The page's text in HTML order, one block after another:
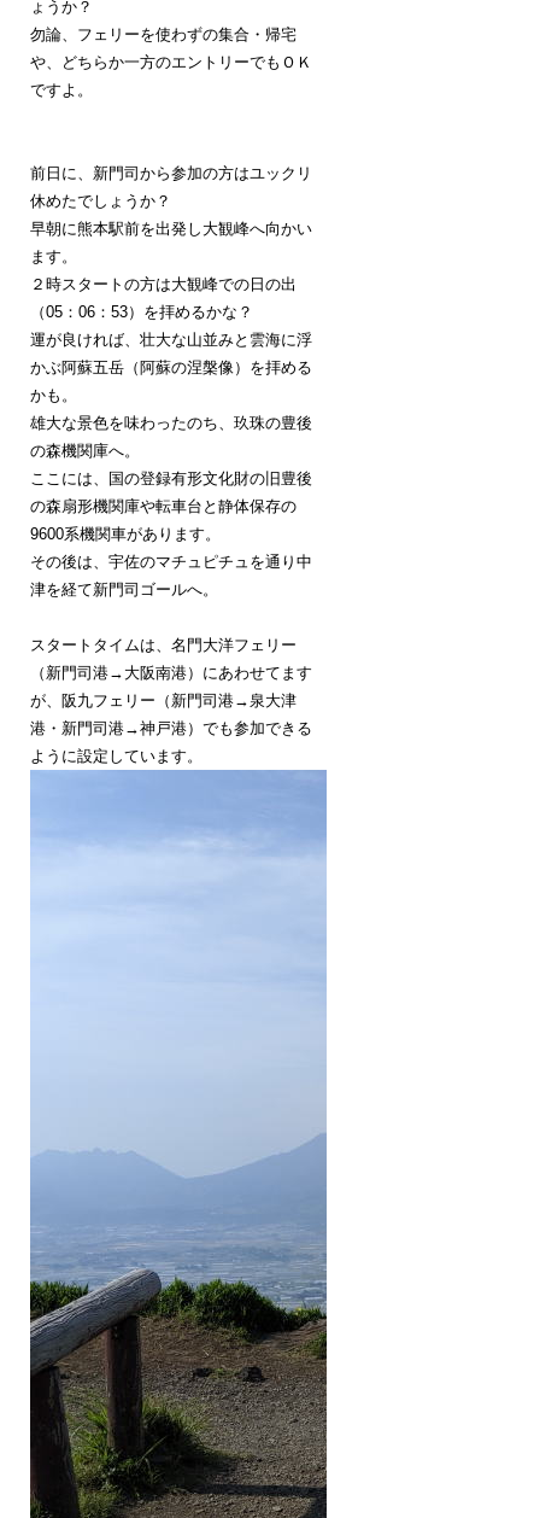
ょうか？
勿論、フェリーを使わずの集合・帰宅
や、どちらか一方のエントリーでもＯＫ
ですよ。
前日に、新門司から参加の方はユックリ
休めたでしょうか？
早朝に熊本駅前を出発し大観峰へ向かい
ます。
２時スタートの方は大観峰での日の出
（05：06：53）を拝めるかな？
運が良ければ、壮大な山並みと雲海に浮
かぶ阿蘇五岳（阿蘇の涅槃像）を拝める
かも。
雄大な景色を味わったのち、玖珠の豊後
の森機関庫へ。
ここには、国の登録有形文化財の旧豊後
の森扇形機関庫や転車台と静体保存の
9600系機関車があります。
その後は、宇佐のマチュピチュを通り中
津を経て新門司ゴールへ。
スタートタイムは、名門大洋フェリー
（新門司港→大阪南港）にあわせてます
が、阪九フェリー（新門司港→泉大津
港・新門司港→神戸港）でも参加できる
ように設定しています。